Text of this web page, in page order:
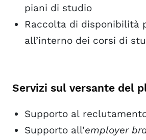
piani di studio
Raccolta di disponibilità
all’interno dei corsi di
Servizi sul versante del
Supporto al
Supporto all’employer